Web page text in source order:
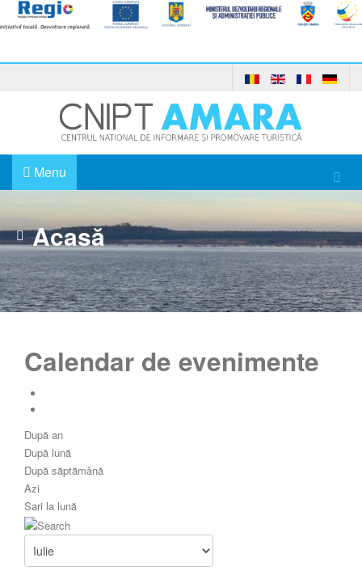
Menu
Acasă
Calendar de evenimente
După an
După lună
După săptămână
Azi
Sari la lună